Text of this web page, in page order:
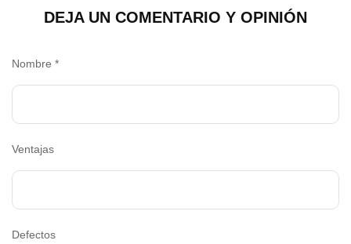
DEJA UN COMENTARIO Y OPINIÓN
Nombre *
Ventajas
Defectos